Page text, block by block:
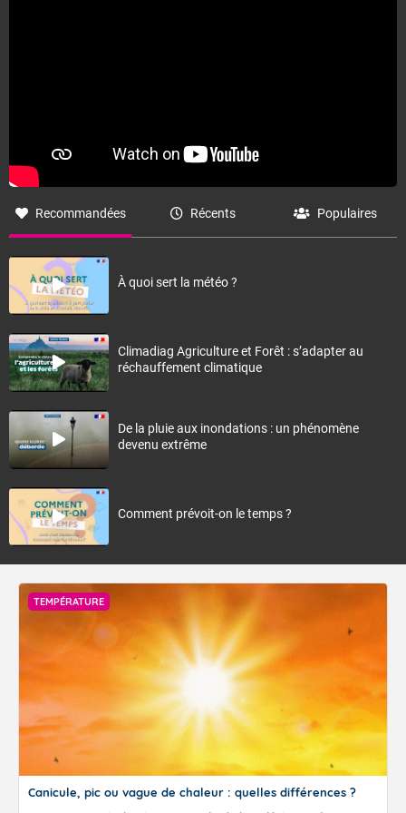
Recommandées Récents Populaires
À quoi sert la météo ?
Climadiag Agriculture et Forêt : s’adapter au
réchauffement climatique
De la pluie aux inondations : un phénomène
devenu extrême
Comment prévoit-on le temps ?
TEMPÉRATURE
Canicule, pic ou vague de chaleur : quelles différences ?